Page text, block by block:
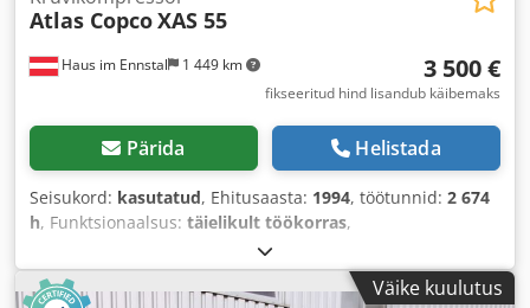
Haus im Ennstal 1 449 km
Atlas CopcoXAS 55
3 500 €
fikseeritud hind lisandub käibemaks
Pärida Helistada
Seisukord: kasutatud, Ehitusaasta: 1994, töötunnid: 2 674
h, Funktsionaalsus: täielikult töökorras,
Väike kuulutus